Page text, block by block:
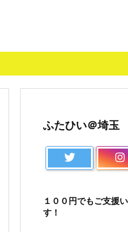
ふたひい＠埼玉
１００円でもご支援
す！